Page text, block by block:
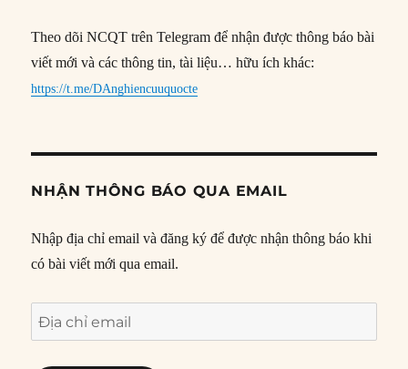
Theo dõi NCQT trên Telegram để nhận được thông báo bài
viết mới và các thông tin, tài liệu… hữu ích khác:
https://t.me/DAnghiencuuquocte
NHẬN THÔNG BÁO QUA EMAIL
Nhập địa chỉ email và đăng ký để được nhận thông báo khi
có bài viết mới qua email.
Địa
chỉ
email